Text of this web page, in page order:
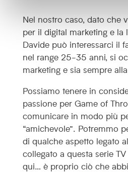
Nel nostro caso, dato che
per il digital marketing e la
Davide può interessarci il
nel range 25-35 anni, si
marketing e sia sempre
Possiamo tenere in
passione per Game of
comunicare in modo più
“amichevole”. Potremmo
di qualche aspetto legato
collegato a questa serie
qui… è proprio ciò che